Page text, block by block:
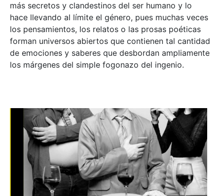
más secretos y clandestinos del ser humano y lo
hace llevando al límite el género, pues muchas veces
los pensamientos, los relatos o las prosas poéticas
forman universos abiertos que contienen tal cantidad
de emociones y saberes que desbordan ampliamente
los márgenes del simple fogonazo del ingenio.